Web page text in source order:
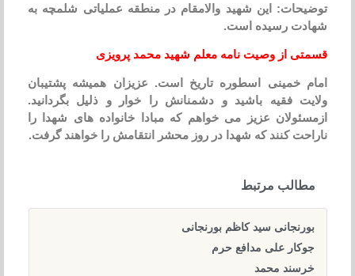
توضیحات: این شهید والامقام در منطقه عملیاتی شلمچه به
شهادت رسیده است.
قسمتی از وصیت نامه معلم شهید محمد پرویزی
امام خمینی اسطوره تاریخ است. عزیزان همیشه پشتیبان
ولایت فقیه باشید و دشمنانش را خوار و ذلیل بگردانید.
ازمسئولان عزیز می خواهم که مبادا خانواده های شهدا را
ناراحت کنند که شهدا در روز محشر انتقامش را خواهند گرفت.
مطالب مرتبط
بورنجانی سید کاظم بورنجانی
جوکار علی مدافع حرم
خرسند محمد